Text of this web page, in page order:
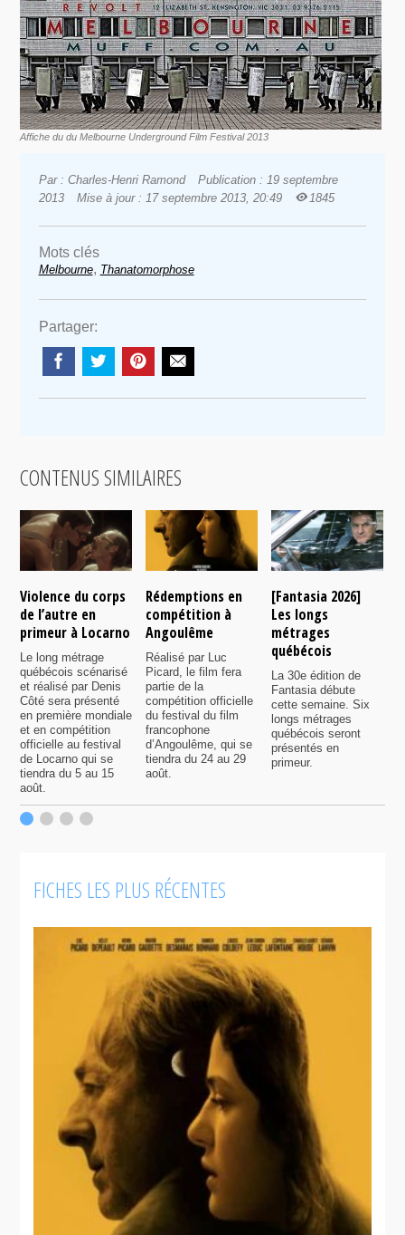
Affiche du du Melbourne Underground Film Festival 2013
Par : Charles-Henri Ramond
Publication : 19 septembre
2013
Mise à jour : 17 septembre 2013, 20:49 1845
Mots clés
Melbourne, Thanatomorphose
Partager:
CONTENUS SIMILAIRES
Violence du corps
de l’autre en
primeur à Locarno
Le long métrage
québécois scénarisé
et réalisé par Denis
Côté sera présenté
en première mondiale
et en compétition
officielle au festival
de Locarno qui se
tiendra du 5 au 15
août.
Rédemptions en
compétition à
Angoulême
Réalisé par Luc
Picard, le film fera
partie de la
compétition officielle
du festival du film
francophone
d’Angoulême, qui se
tiendra du 24 au 29
août.
[Fantasia 2026]
Les longs
métrages
québécois
La 30e édition de
Fantasia débute
cette semaine. Six
longs métrages
québécois seront
présentés en
primeur.
FICHES LES PLUS RÉCENTES